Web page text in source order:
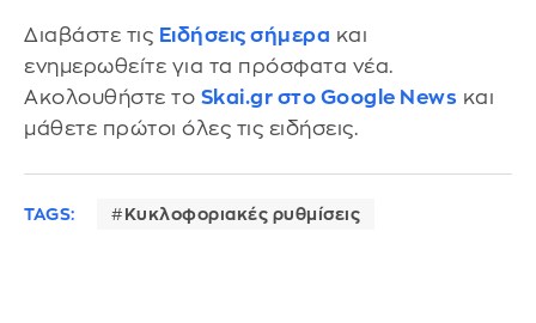
Διαβάστε τις Ειδήσεις σήμερα και
ενημερωθείτε για τα πρόσφατα νέα.
Ακολουθήστε το Skai.gr στο Google News και
μάθετε πρώτοι όλες τις ειδήσεις.
TAGS: Κυκλοφοριακές ρυθμίσεις